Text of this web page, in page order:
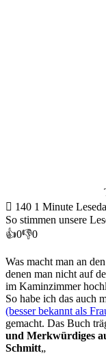
140 1 Minute
So stimmen unsere
👍0👎0
Was macht man an
denen man nicht auf
im Kaminzimmer
So habe ich das auch
(besser bekannt als
gemacht. Das Buch
und Merkwürdiges
Schmitt„